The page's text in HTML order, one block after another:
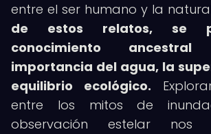
entre el ser humano y la
de estos relatos, se
conocimiento
importancia del agua, la
equilibrio ecológico.
entre los mitos de
observación estelar nos